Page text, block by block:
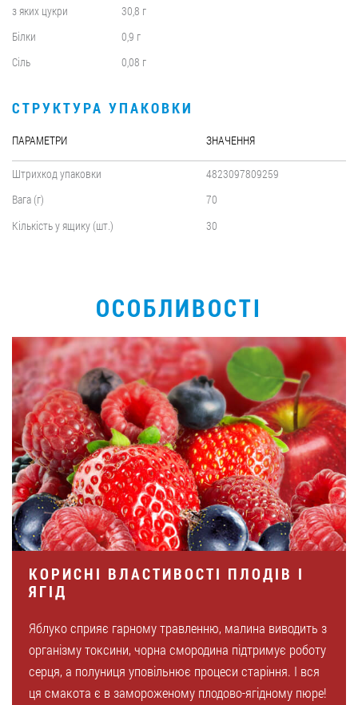
з яких цукри
30,8 г
Білки
0,9 г
Сіль
0,08 г
СТРУКТУРА УПАКОВКИ
ПАРАМЕТРИ ЗНАЧЕННЯ
Штрихкод упаковки
4823097809259
Вага (г)
70
Кількість у ящику (шт.)
30
ОСОБЛИВОСТІ
КОРИСНІ ВЛАСТИВОСТІ ПЛОДІВ І
ЯГІД
Яблуко сприяє гарному травленню, малина виводить з
організму токсини, чорна смородина підтримує роботу
серця, а полуниця уповільнює процеси старіння. І вся
ця смакота є в замороженому плодово-ягідному пюре!